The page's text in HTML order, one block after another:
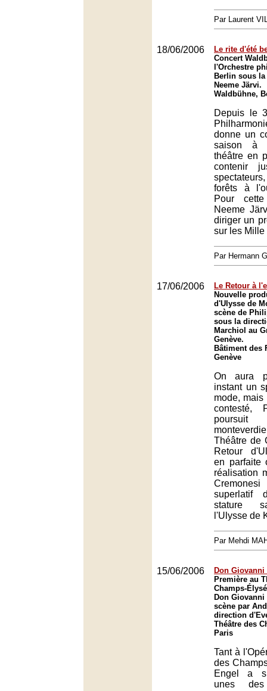
Par Laurent
18/06/2006
Le rite d'été
Concert
l'Orchestre
Berlin sous
Neeme Järvi.
Waldbühne,
Depuis le
donne un
saison à
théâtre en
contenir
forêts à
Pour
Neeme
diriger un
sur les Mille
Par Hermann
17/06/2006
Le Retour à
Nouvelle
d'Ulysse de
scène de
sous la
Marchiol au
Genève.
Bâtiment des
Genève
On aura
instant un
mode, mais
contesté,
Théâtre de
Retour
en parfaite
réalisation
superlatif
stature
l'Ulysse de
Par Mehdi
15/06/2006
Don
Première au
Champs-
Don
scène par
direction
Théâtre des
Paris
Tant à
des
Engel a
unes